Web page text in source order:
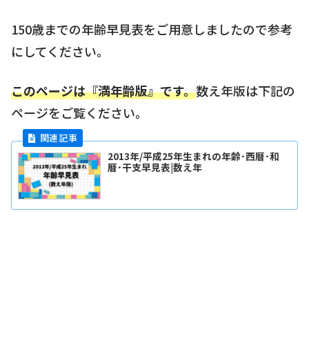
150歳までの年齢早見表をご用意しましたので参考
にしてください。
このページは『満年齢版』です。数え年版は下記の
ページをご覧ください。
2013年/平成25年生まれの年齢･西暦･和
暦･干支早見表|数え年